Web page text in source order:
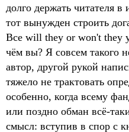
долго держать читателя в
тот вынужден строить
Все will they or won't they
чём вы? Я совсем такого
автор, другой рукой
тяжело не трактовать
особенно, когда всему
или поздно обман всё-
смысл: вступив в спор с